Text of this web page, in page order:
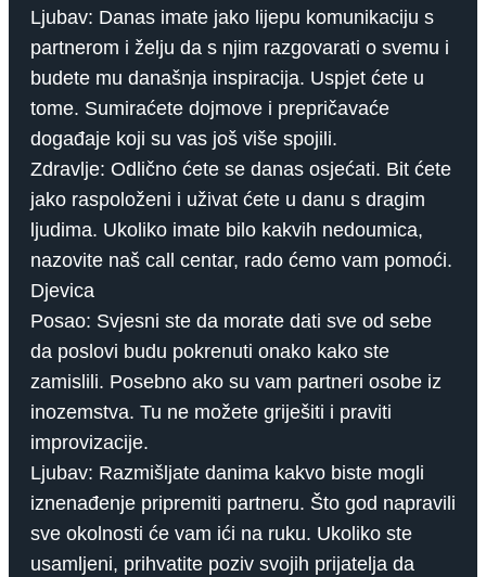
Ljubav: Danas imate jako lijepu komunikaciju s
partnerom i želju da s njim razgovarati o svemu i
budete mu današnja inspiracija. Uspjet ćete u
tome. Sumiraćete dojmove i prepričavaće
događaje koji su vas još više spojili.
Zdravlje: Odlično ćete se danas osjećati. Bit ćete
jako raspoloženi i uživat ćete u danu s dragim
ljudima. Ukoliko imate bilo kakvih nedoumica,
nazovite naš call centar, rado ćemo vam pomoći.
Djevica
Posao: Svjesni ste da morate dati sve od sebe
da poslovi budu pokrenuti onako kako ste
zamislili. Posebno ako su vam partneri osobe iz
inozemstva. Tu ne možete griješiti i praviti
improvizacije.
Ljubav: Razmišljate danima kakvo biste mogli
iznenađenje pripremiti partneru. Što god napravili
sve okolnosti će vam ići na ruku. Ukoliko ste
usamljeni, prihvatite poziv svojih prijatelja da